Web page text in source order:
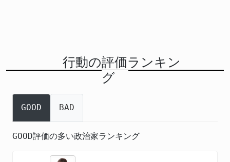
行動の評価ランキン
グ
GOOD BAD
GOOD評価の多い政治家ランキング